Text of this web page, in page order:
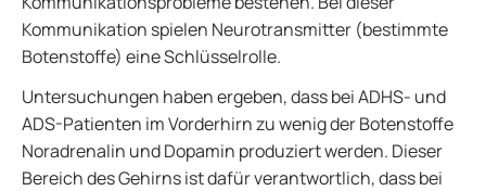
Kommunikation spielen Neurotransmitter (bestimmte
Botenstoffe) eine Schlüsselrolle.
Untersuchungen haben ergeben, dass bei ADHS- und
ADS-Patienten im Vorderhirn zu wenig der Botenstoffe
Noradrenalin und Dopamin produziert werden. Dieser
Bereich des Gehirns ist dafür verantwortlich, dass bei